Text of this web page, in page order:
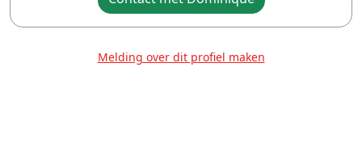
Melding over dit profiel maken